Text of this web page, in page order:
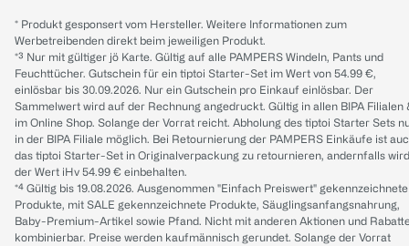
* Produkt gesponsert vom Hersteller. Weitere Informationen zum
Werbetreibenden direkt beim jeweiligen Produkt.
*³ Nur mit gültiger jö Karte. Gültig auf alle PAMPERS Windeln, Pants und
Feuchttücher. Gutschein für ein tiptoi Starter-Set im Wert von 54.99 €,
einlösbar bis 30.09.2026. Nur ein Gutschein pro Einkauf einlösbar. Der
Sammelwert wird auf der Rechnung angedruckt. Gültig in allen BIPA Filialen
im Online Shop. Solange der Vorrat reicht. Abholung des tiptoi Starter Sets
in der BIPA Filiale möglich. Bei Retournierung der PAMPERS Einkäufe ist
das tiptoi Starter-Set in Originalverpackung zu retournieren, andernfalls wird
der Wert iHv 54.99 € einbehalten.
*⁴ Gültig bis 19.08.2026. Ausgenommen "Einfach Preiswert" gekennzeichnete
Produkte, mit SALE gekennzeichnete Produkte, Säuglingsanfangsnahrung,
Baby-Premium-Artikel sowie Pfand. Nicht mit anderen Aktionen und
kombinierbar. Preise werden kaufmännisch gerundet. Solange der Vorrat